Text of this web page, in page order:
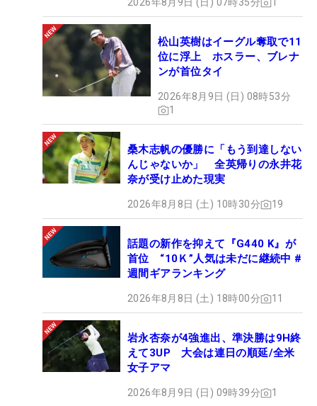
松山英樹はイーグル奪取で11
位に浮上 ホスラー、ブレナ
ンが首位タイ
2026年8月9日 (日) 08時53分
1
桑木志帆の優勝に「もう到達しない
んじゃないか」 全英帰りの永井花
奈が受け止めた現実
2026年8月8日 (土) 10時30分 19
話題の新作を抑えて『G440 K』が
首位 “10Ｋ”人気は未だに継続中 #
週間ギアランキング
2026年8月8日 (土) 18時00分 11
岩永杏奈が4強進出、準決勝は9H終
えて3UP 大会は連日の順延/全米
女子アマ
2026年8月9日 (日) 09時39分 1